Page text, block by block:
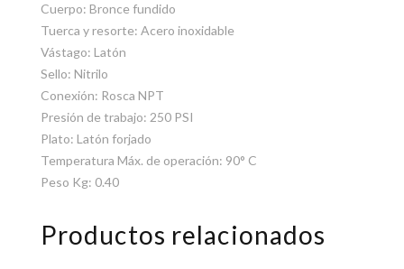
Cuerpo: Bronce fundido
Tuerca y resorte: Acero inoxidable
Vástago: Latón
Sello: Nitrilo
Conexión: Rosca NPT
Presión de trabajo: 250 PSI
Plato: Latón forjado
Temperatura Máx. de operación: 90° C
Peso Kg: 0.40
Productos relacionados